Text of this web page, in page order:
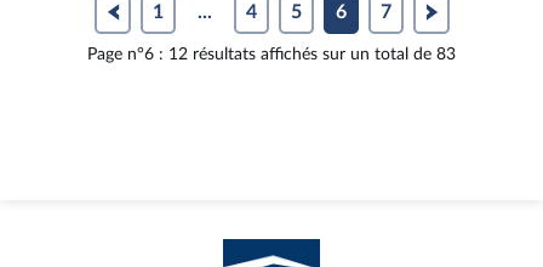
1 ... 4 5 6 7
Page n°6 : 12 résultats affichés sur un total de 83